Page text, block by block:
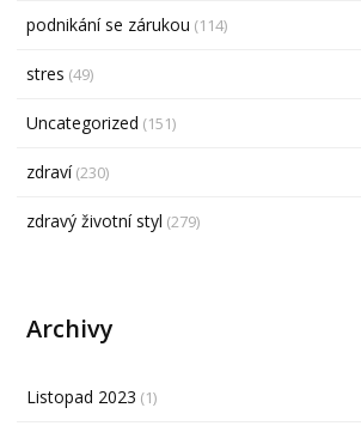
podnikání se zárukou (114)
stres (49)
Uncategorized (151)
zdraví(230)
zdravý životní styl (279)
Archivy
Listopad 2023 (1)